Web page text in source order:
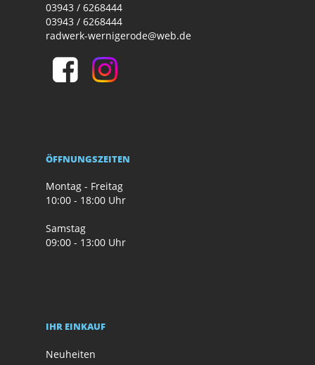
03943 / 6268444
03943 / 6268444
radwerk-wernigerode@web.de
ÖFFNUNGSZEITEN
Montag - Freitag
10:00 - 18:00 Uhr
Samstag
09:00 - 13:00 Uhr
IHR EINKAUF
Neuheiten